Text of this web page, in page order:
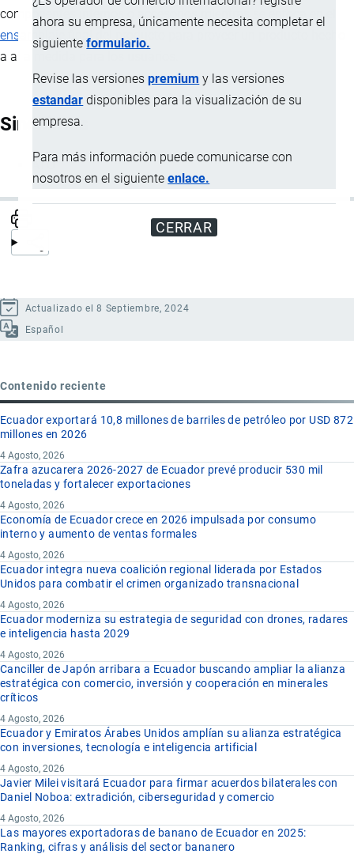
ahora su empresa, únicamente necesita completar el
siguienteformulario.
Revise las versionespremium y las versiones
estandar disponibles para la visualización de su
empresa.
Para más información puede comunicarse con
nosotros en el siguienteenlace.
CERRAR
componentes internos o accesorios mientras se enfoca en el
ensamblaje
final del producto para proveer un producto hecho
a al a medida para los usuarios.
Sinónimos
ATO
Actualizado el 8 Septiembre, 2024
Español
Contenido reciente
Ecuador exportará 10,8 millones de barriles de petróleo por USD 872
millones en 2026
4 Agosto, 2026
Zafra azucarera 2026-2027 de Ecuador prevé producir 530 mil
toneladas y fortalecer exportaciones
4 Agosto, 2026
Economía de Ecuador crece en 2026 impulsada por consumo
interno y aumento de ventas formales
4 Agosto, 2026
Ecuador integra nueva coalición regional liderada por Estados
Unidos para combatir el crimen organizado transnacional
4 Agosto, 2026
Ecuador moderniza su estrategia de seguridad con drones, radares
e inteligencia hasta 2029
4 Agosto, 2026
Canciller de Japón arribara a Ecuador buscando ampliar la alianza
estratégica con comercio, inversión y cooperación en minerales
críticos
4 Agosto, 2026
Ecuador y Emiratos Árabes Unidos amplían su alianza estratégica
con inversiones, tecnología e inteligencia artificial
4 Agosto, 2026
Javier Milei visitará Ecuador para firmar acuerdos bilaterales con
Daniel Noboa: extradición, ciberseguridad y comercio
4 Agosto, 2026
Las mayores exportadoras de banano de Ecuador en 2025:
Ranking, cifras y análisis del sector bananero